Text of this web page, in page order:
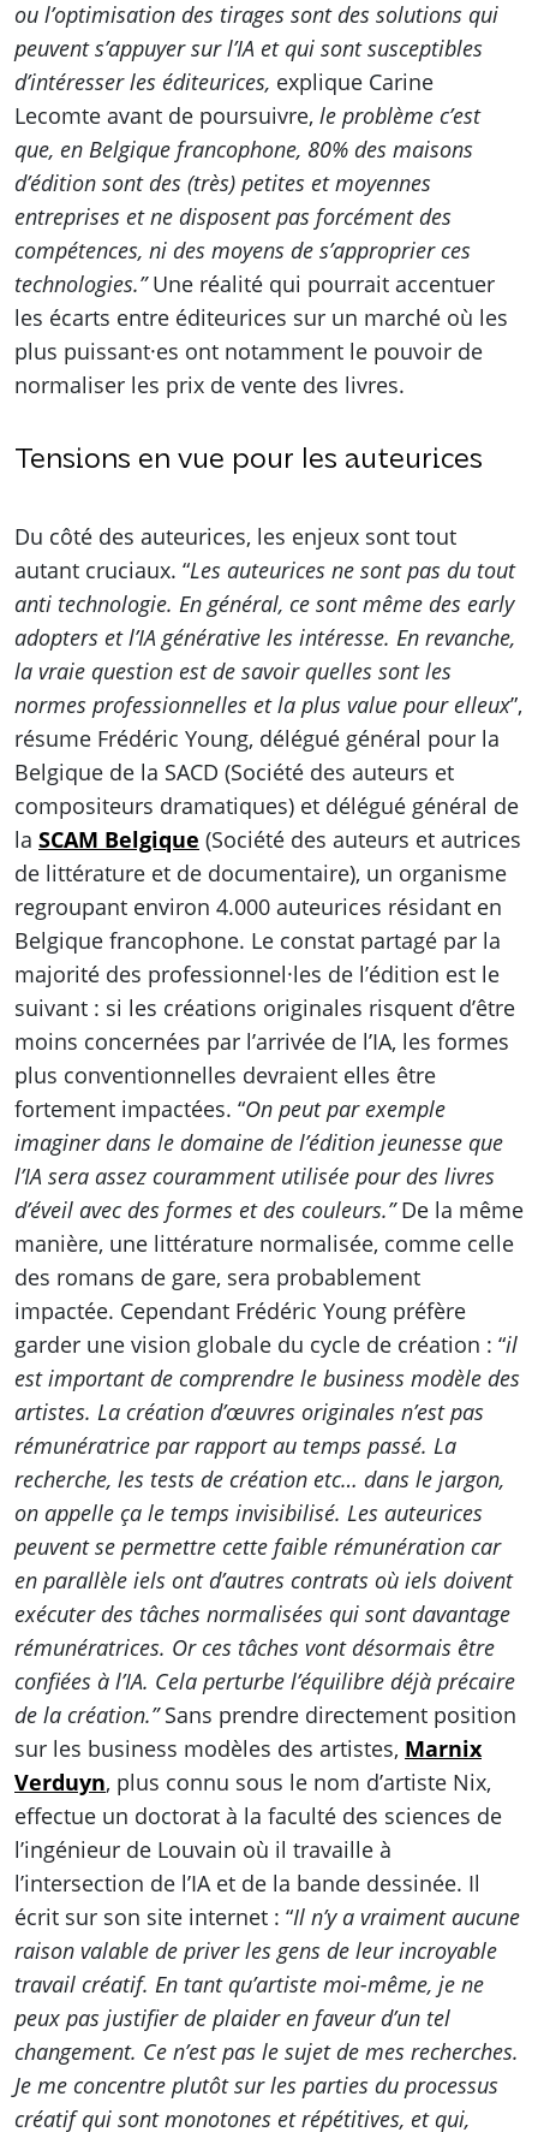
ou l’optimisation des tirages sont des solutions qui
peuvent s’appuyer sur l’IA et qui sont susceptibles
d’intéresser les éditeurices, explique Carine
Lecomte avant de poursuivre, le problème c’est
que, en Belgique francophone, 80% des maisons
d’édition sont des (très) petites et moyennes
entreprises et ne disposent pas forcément des
compétences, ni des moyens de s’approprier ces
technologies.”Une réalité qui pourrait accentuer
les écarts entre éditeurices sur un marché où les
plus puissant·es ont notamment le pouvoir de
normaliser les prix de vente des livres.
Tensions en vue pour les auteurices
Du côté des auteurices, les enjeux sont tout
autant cruciaux. “Les auteurices ne sont pas du tout
anti technologie. En général, ce sont même des early
adopters et l’IA générative les intéresse. En revanche,
la vraie question est de savoir quelles sont les
normes professionnelles et la plus value pour elleux”,
résume Frédéric Young, délégué général pour la
Belgique de la SACD (Société des auteurs et
compositeurs dramatiques) et délégué général de
la SCAM Belgique (Société des auteurs et autrices
de littérature et de documentaire), un organisme
regroupant environ 4.000 auteurices résidant en
Belgique francophone. Le constat partagé par la
majorité des professionnel·les de l’édition est le
suivant : si les créations originales risquent d’être
moins concernées par l’arrivée de l’IA, les formes
plus conventionnelles devraient elles être
fortement impactées. “On peut par exemple
imaginer dans le domaine de l’édition jeunesse que
l’IA sera assez couramment utilisée pour des livres
d’éveil avec des formes et des couleurs.”De la même
manière, une littérature normalisée, comme celle
des romans de gare, sera probablement
impactée. Cependant Frédéric Young préfère
garder une vision globale du cycle de création : “il
est important de comprendre le business modèle des
artistes. La création d’œuvres originales n’est pas
rémunératrice par rapport au temps passé. La
recherche, les tests de création etc… dans le jargon,
on appelle ça le temps invisibilisé. Les auteurices
peuvent se permettre cette faible rémunération car
en parallèle iels ont d’autres contrats où iels doivent
exécuter des tâches normalisées qui sont davantage
rémunératrices. Or ces tâches vont désormais être
confiées à l’IA. Cela perturbe l’équilibre déjà précaire
de la création.”Sans prendre directement position
sur les business modèles des artistes, Marnix
Verduyn, plus connu sous le nom d’artiste Nix,
effectue un doctorat à la faculté des sciences de
l’ingénieur de Louvain où il travaille à
l’intersection de l’IA et de la bande dessinée. Il
écrit sur son site internet : “Il n’y a vraiment aucune
raison valable de priver les gens de leur incroyable
travail créatif. En tant qu’artiste moi-même, je ne
peux pas justifier de plaider en faveur d’un tel
changement. Ce n’est pas le sujet de mes recherches.
Je me concentre plutôt sur les parties du processus
créatif qui sont monotones et répétitives, et qui,